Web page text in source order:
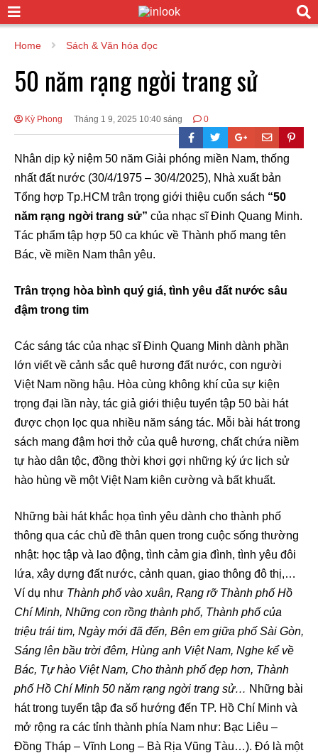
Home Sách & Văn hóa đọc
50 năm rạng ngời trang sử
Kỳ Phong Tháng 1 9, 2025 10:40 sáng 0
Nhân dịp kỷ niệm 50 năm Giải phóng miền Nam, thống
nhất đất nước (30/4/1975 – 30/4/2025), Nhà xuất bản
Tổng hợp Tp.HCM trân trọng giới thiệu cuốn sách “50
năm rạng ngời trang sử” của nhạc sĩ Đinh Quang Minh.
Tác phẩm tập hợp 50 ca khúc về Thành phố mang tên
Bác, về miền Nam thân yêu.
Trân trọng hòa bình quý giá, tình yêu đất nước sâu
đậm trong tim
Các sáng tác của nhạc sĩ Đinh Quang Minh dành phần
lớn viết về cảnh sắc quê hương đất nước, con người
Việt Nam nồng hậu. Hòa cùng không khí của sự kiện
trọng đại lần này, tác giả giới thiệu tuyển tập 50 bài hát
được chọn lọc qua nhiều năm sáng tác. Mỗi bài hát trong
sách mang đậm hơi thở của quê hương, chất chứa niềm
tự hào dân tộc, đồng thời khơi gợi những ký ức lịch sử
hào hùng về một Việt Nam kiên cường và bất khuất.
Những bài hát khắc họa tình yêu dành cho thành phố
thông qua các chủ đề thân quen trong cuộc sống thường
nhật: học tập và lao động, tình cảm gia đình, tình yêu đôi
lứa, xây dựng đất nước, cảnh quan, giao thông đô thị,…
Ví dụ như Thành phố vào xuân, Rạng rỡ Thành phố Hồ
Chí Minh, Những con rồng thành phố, Thành phố của
triệu trái tim, Ngày mới đã đến, Bên em giữa phố Sài Gòn,
Sáng lên bầu trời đêm, Hùng anh Việt Nam, Nghe kể về
Bác, Tự hào Việt Nam, Cho thành phố đẹp hơn, Thành
phố Hồ Chí Minh 50 năm rạng ngời trang sử… Những bài
hát trong tuyển tập đa số hướng đến TP. Hồ Chí Minh và
mở rộng ra các tỉnh thành phía Nam như: Bạc Liêu –
Đồng Tháp – Vĩnh Long – Bà Rịa Vũng Tàu…). Đó là một